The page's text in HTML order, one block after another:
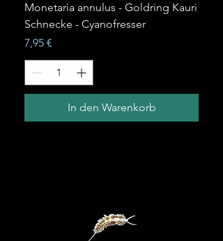
Monetaria annulus - Goldring Kauri
Schnecke - Cyanofresser
Preis
7,95 €
In den Warenkorb